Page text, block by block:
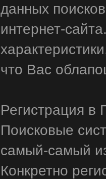
данных
интернет-
что Вас
Регистрация в
Поисковые
самый-самый
Конкретно